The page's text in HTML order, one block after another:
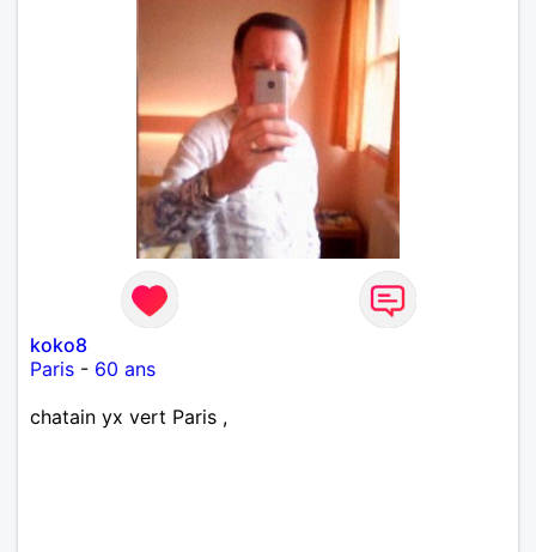
koko8
Paris - 60 ans
chatain yx vert Paris ,